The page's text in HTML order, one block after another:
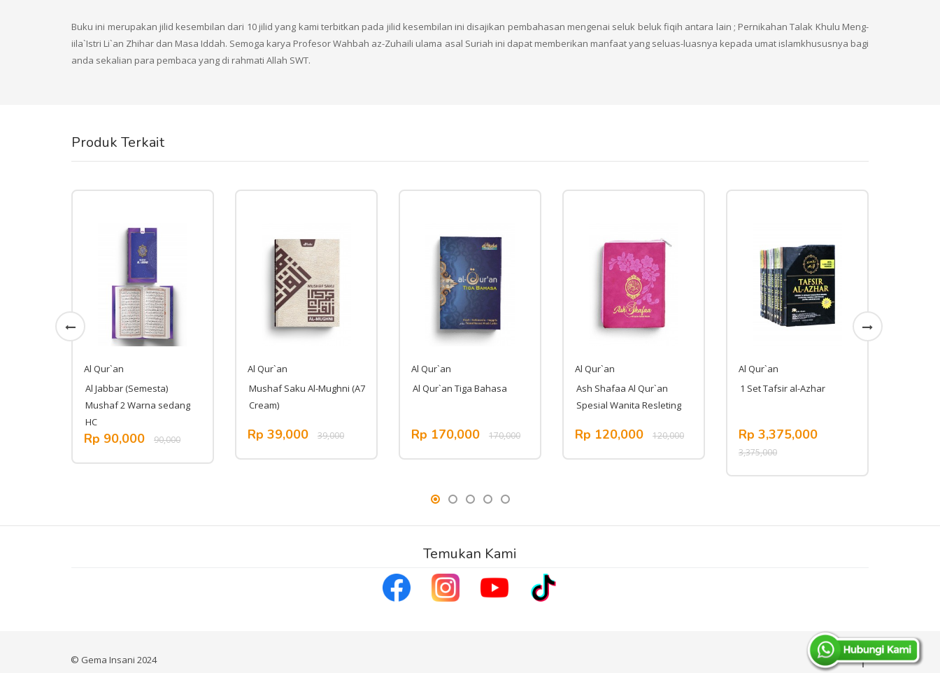
Buku ini merupakan jilid kesembilan dari 10 jilid yang kami terbitkan pada jilid kesembilan ini disajikan pembahasan mengenai seluk beluk fiqih antara lain ; Pernikahan Talak Khulu Meng-
iila`Istri Li`an Zhihar dan Masa Iddah. Semoga karya Profesor Wahbah az-Zuhaili ulama asal Suriah ini dapat memberikan manfaat yang seluas-luasnya kepada umat islamkhususnya bagi
anda sekalian para pembaca yang di rahmati Allah SWT.
Produk Terkait
Al Qur`an
Al Jabbar (Semesta)
Mushaf 2 Warna sedang
HC
Rp 90,000 90,000
Al Qur`an
Mushaf Saku Al-Mughni (A7
Cream)
Rp 39,000 39,000
Al Qur`an
Al Qur`an Tiga Bahasa
Rp 170,000 170,000
Al Qur`an
Ash Shafaa Al Qur`an
Spesial Wanita Resleting
Rp 120,000 120,000
Al Qur`an
1 Set Tafsir al-Azhar
Rp 3,375,000
3,375,000
Temukan Kami
© Gema Insani 2024